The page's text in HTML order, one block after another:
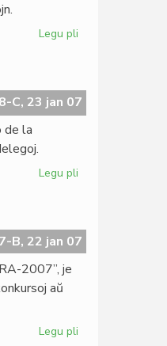
Legu pli
fermiĝas
en
C, 23 jan 07
de la
Legu pli
signo
de
B, 22 jan 07
2007”, je
aŭ
Legu pli